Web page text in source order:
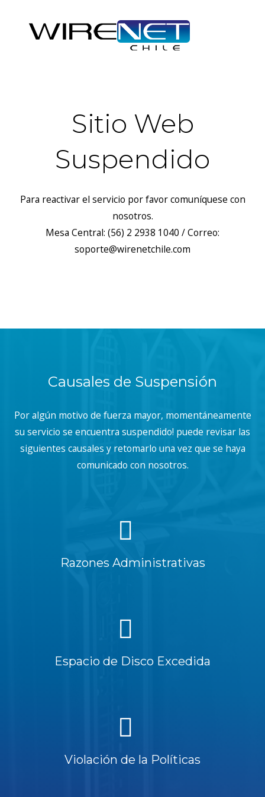
Sitio Web
Suspendido
Para reactivar el servicio por favor comuníquese con
nosotros.
Mesa Central: (56) 2 2938 1040 / Correo:
soporte@wirenetchile.com
Causales de Suspensión
Por algún motivo de fuerza mayor, momentáneamente
su servicio se encuentra suspendido! puede revisar las
siguientes causales y retomarlo una vez que se haya
comunicado con nosotros.
Razones Administrativas
Espacio de Disco Excedida
Violación de la Políticas